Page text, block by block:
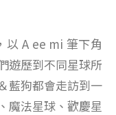
以 A ee mi 筆下角
遊歷到不同星球所
藍狗都會走訪到一
魔法星球、歡慶星